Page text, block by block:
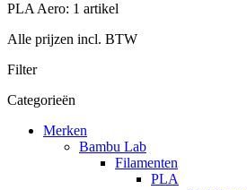
PLA Aero: 1 artikel
Alle prijzen incl. BTW
Filter
Categorieën
Merken
Bambu Lab
Filamenten
PLA